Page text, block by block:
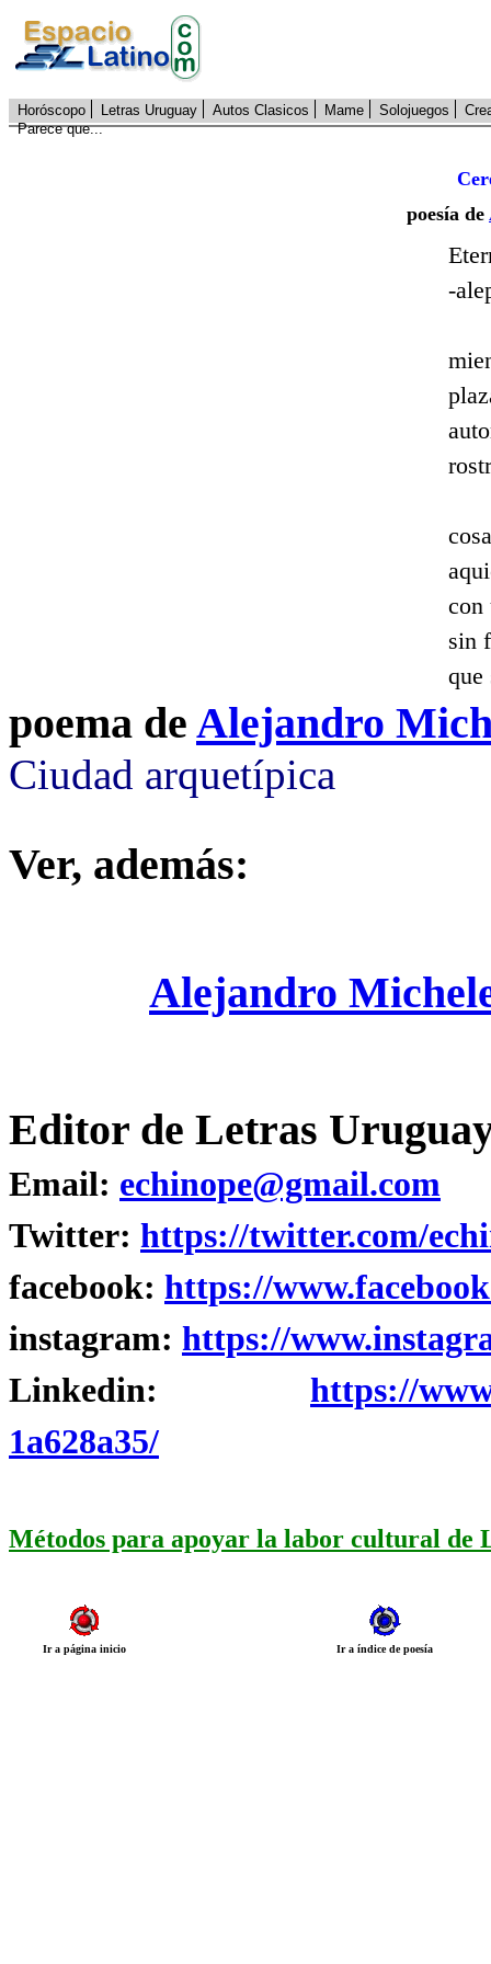
Horóscopo Letras Uruguay Autos Clasicos Mame Solojuegos
Parece que...
poesía de
­-
con
sin
que
poema de Alejandro
Ciudad arquetípica
Ver, además:
Alejandro
Editor de Letras
Email: echinope@gmail.com
Twitter: https://twitter.com/
facebook: https://
instagram: https://
Linkedin: https://
1a628a35/
Métodos para apoyar la labor cultural de
Ir a página inicio Ir a índice de poesía